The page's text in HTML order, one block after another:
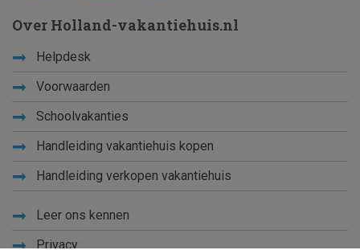
Over Holland-vakantiehuis.nl
Helpdesk
Voorwaarden
Schoolvakanties
Handleiding vakantiehuis kopen
Handleiding verkopen vakantiehuis
Leer ons kennen
Privacy